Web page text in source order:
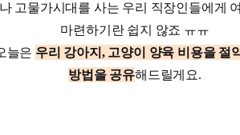
고물가시대를 사는 우리 직장인들에게
마련하기란 쉽지 않죠 ㅠㅠ
늘은 우리 강아지, 고양이 양육 비용을 절
방법을 공유해드릴게요.